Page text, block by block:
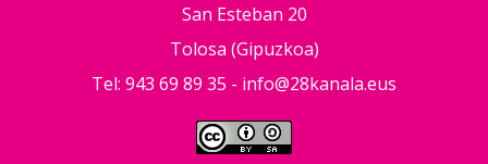
San Esteban 20
Tolosa (Gipuzkoa)
Tel: 943 69 89 35 - info@28kanala.eus